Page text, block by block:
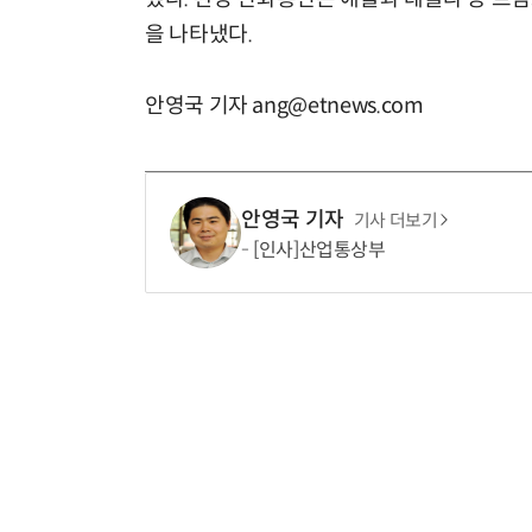
을 나타냈다.
안영국 기자 ang@etnews.com
안영국 기자 기사 더보기
[인사]산업통상부